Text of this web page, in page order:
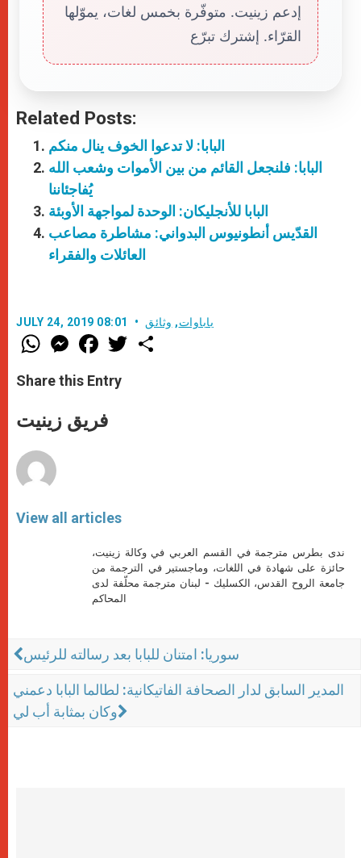
إدعم زينيت. متوفّرة بخمس لغات، يموّلها
القرّاء. إشترك تبرّع
Related Posts:
البابا: لا تدعوا الخوف ينال منكم
البابا: فلنجعل القائم من بين الأموات وشعب الله
يُفاجئاننا
البابا للأنجليكان: الوحدة لمواجهة الأوبئة
القدّيس أنطونيوس البدواني: مشاطرة مصاعب
العائلات والفقراء
JULY 24, 2019 08:01 باباوات, وثائق
W
h
t
s
p
p
M
e
s
e
g
e
F
a
e
b
o
k
w
Share this Entry
فريق زينيت
View all articles
ندى بطرس مترجمة في القسم العربي في وكالة زينيت،
حائزة على شهادة في اللغات، وماجستير في الترجمة من
جامعة الروح القدس، الكسليك - لبنان مترجمة محلّفة لدى
المحاكم
سوريا: امتنان للبابا بعد رسالته للرئيس
المدير السابق لدار الصحافة الفاتيكانية: لطالما البابا دعمني
وكان بمثابة أب لي